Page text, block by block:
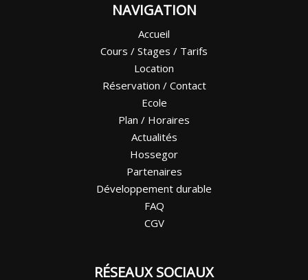
NAVIGATION
Accueil
Cours / Stages / Tarifs
Location
Réservation / Contact
Ecole
Plan / Horaires
Actualités
Hossegor
Partenaires
Développement durable
FAQ
CGV
RÉSEAUX SOCIAUX